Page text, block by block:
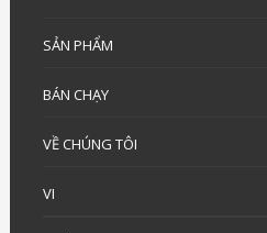
SẢN PHẨM
BÁN CHẠY
VỀ CHÚNG TÔI
VI